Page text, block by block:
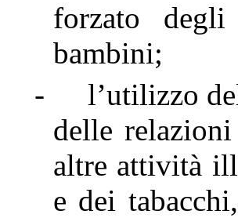
forzato
bambini;
-
l’utilizzo
delle
altre attività
e dei